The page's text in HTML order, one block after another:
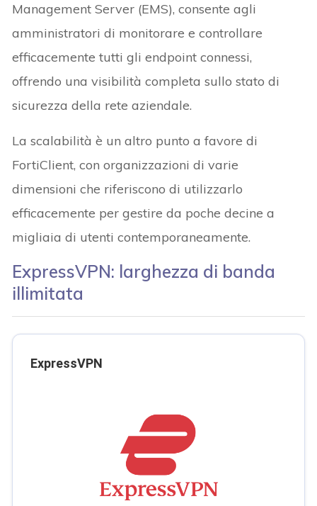
Management Server (EMS), consente agli
amministratori di monitorare e controllare
efficacemente tutti gli endpoint connessi,
offrendo una visibilità completa sullo stato di
sicurezza della rete aziendale.
La scalabilità è un altro punto a favore di
FortiClient, con organizzazioni di varie
dimensioni che riferiscono di utilizzarlo
efficacemente per gestire da poche decine a
migliaia di utenti contemporaneamente.
ExpressVPN: larghezza di banda
illimitata
ExpressVPN